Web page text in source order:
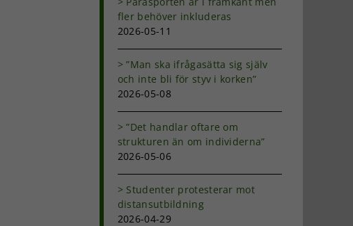
fler behöver inkluderas
2026-05-11
”Man ska ifrågasätta sig själv
och inte bli för styv i korken”
2026-05-08
”Det handlar oftare om
strukturen än om individerna”
2026-05-06
Studenter protesterar mot
distansutbildning
2026-04-29